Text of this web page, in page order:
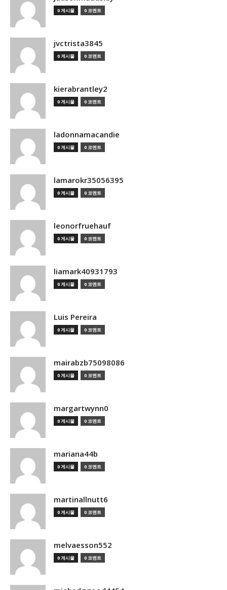
0 게시물 0 코멘트
jvctrista3845
0 게시물 0 코멘트
kierabrantley2
0 게시물 0 코멘트
ladonnamacandie
0 게시물 0 코멘트
lamarokr35056395
0 게시물 0 코멘트
leonorfruehauf
0 게시물 0 코멘트
liamark40931793
0 게시물 0 코멘트
Luis Pereira
0 게시물 0 코멘트
mairabzb75098086
0 게시물 0 코멘트
margartwynn0
0 게시물 0 코멘트
mariana44b
0 게시물 0 코멘트
martinallnutt6
0 게시물 0 코멘트
melvaesson552
0 게시물 0 코멘트